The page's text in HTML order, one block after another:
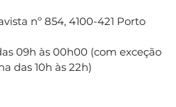
nº 854, 4100-421 Porto
09h às 00h00 (com exceção
das 10h às 22h)